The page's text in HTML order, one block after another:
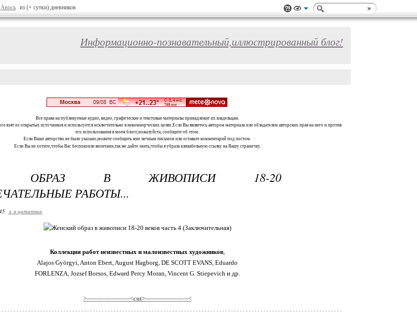
Авось из (+ сутки) дневников
Информационно-познавательный,иллюстрированный блог!
Все права на публикуемые аудио, видео, графические и текстовые материалы принадлежат их владельцам.
взят из открытых источников и используется исключительно в некоммерческих целях.Если Вы являетесь автором материала или обладателем авторских прав на него и против
его использования в моем блоге,пожалуйста, сообщите об этом.
Если Ваше авторство не было указано,можете сообщить мне личным письмом или оставьте комментарий под постом.
Если Вы не хотите,чтобы Вас беспокоили визитами,так же дайте знать,чтобы я убрала кликабельную ссылку на Вашу страничку.
ОБРАЗ В ЖИВОПИСИ 18-20
РАБОТЫ...
+ в цитатник
Коллекция работ неизвестных и малоизвестных художников.
Alajos Györgyi, Anton Ebert, August Hagborg, DE SCOTT EVANS, Eduardo
FORLENZA, Jozsef Borsos, Edward Percy Moran, Vincent G. Stiepevich и др.
>----------------------<cut>----------------------<